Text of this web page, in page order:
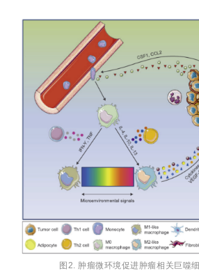
页
学
图2. 肿瘤微环境促进肿瘤相关巨噬